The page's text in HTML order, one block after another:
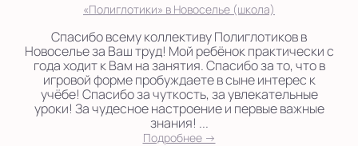
«Полиглотики» в Новоселье (школа)
Спасибо всему коллективу Полиглотиков в
Новоселье за Ваш труд! Мой ребёнок практически с
года ходит к Вам на занятия. Спасибо за то, что в
игровой форме пробуждаете в сыне интерес к
учёбе! Спасибо за чуткость, за увлекательные
уроки! За чудесное настроение и первые важные
знания! ...
Подробнее →